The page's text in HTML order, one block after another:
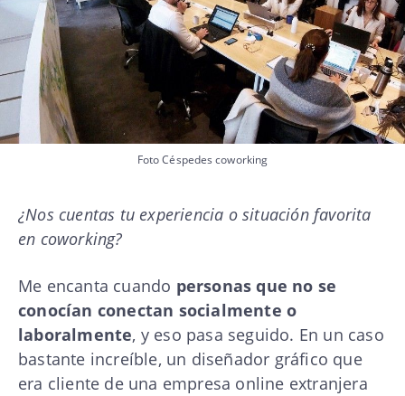
Foto Céspedes coworking
¿Nos cuentas tu experiencia o situación favorita
en coworking?
Me encanta cuando personas que no se
conocían conectan socialmente o
laboralmente, y eso pasa seguido. En un caso
bastante increíble, un diseñador gráfico que
era cliente de una empresa online extranjera